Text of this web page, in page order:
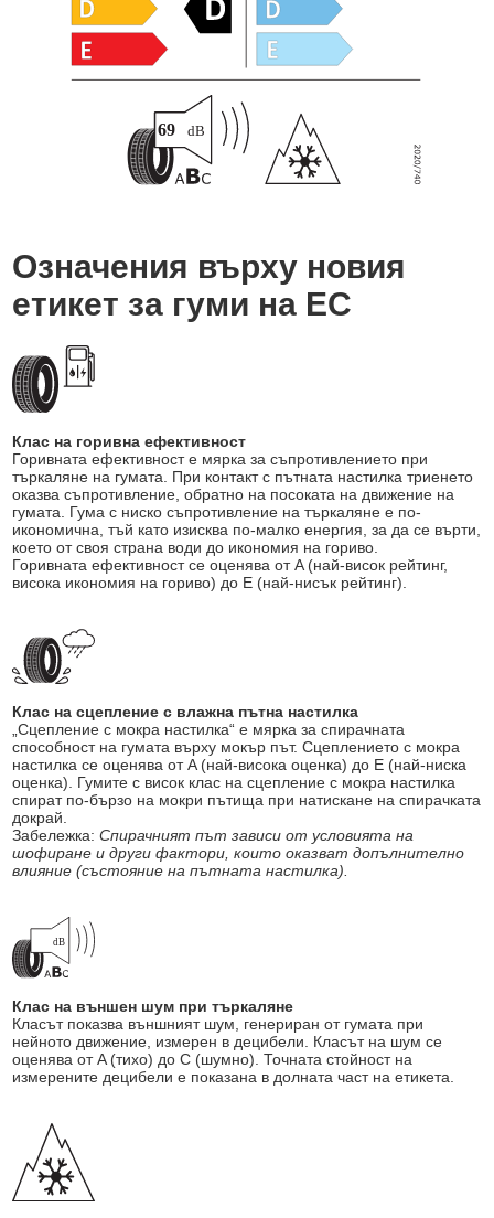
Означения върху новия
етикет за гуми на ЕС
Клас на горивна ефективност
Горивната ефективност е мярка за съпротивлението при
търкаляне на гумата. При контакт с пътната настилка триенето
оказва съпротивление, обратно на посоката на движение на
гумата. Гума с ниско съпротивление на търкаляне е по-
икономична, тъй като изисква по-малко енергия, за да се върти,
което от своя страна води до икономия на гориво.
Горивната ефективност се оценява от A (най-висок рейтинг,
висока икономия на гориво) до E (най-нисък рейтинг).
Клас на сцепление с влажна пътна настилка
„Сцепление с мокра настилка“ е мярка за спирачната
способност на гумата върху мокър път. Сцеплението с мокра
настилка се оценява от A (най-висока оценка) до E (най-ниска
оценка). Гумите с висок клас на сцепление с мокра настилка
спират по-бързо на мокри пътища при натискане на спирачката
докрай.
Забележка:Спирачният път зависи от условията на
шофиране и други фактори, които оказват допълнително
влияние (състояние на пътната настилка).
Клас на външен шум при търкаляне
Класът показва външният шум, генериран от гумата при
нейното движение, измерен в децибели. Класът на шум се
оценява от A (тихо) до C (шумно). Точната стойност на
измерените децибели е показана в долната част на етикета.